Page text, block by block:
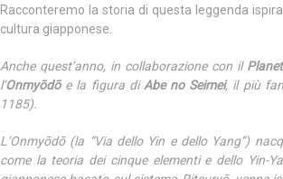
Racconteremo la storia di questa leggenda
cultura giapponese.
Anche quest’anno, in collaborazione con il
l’Onmyōdōe la figura di Abe no Seimei, il più
1185).
L’Onmyōdō (la “Via dello Yin e dello Yang”)
come la teoria dei cinque elementi e dello Yin-